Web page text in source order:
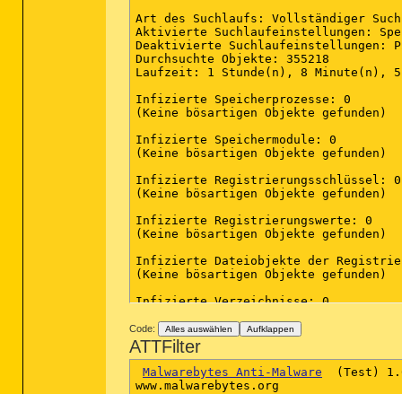
Art des Suchlaufs: Vollständiger
Aktivierte Suchlaufeinstellungen:
Deaktivierte Suchlaufeinstellungen:
Durchsuchte Objekte: 355218
Laufzeit: 1 Stunde(n), 8 Minute(n), 5
Infizierte Speicherprozesse: 0
(Keine bösartigen Objekte gefunden)
Infizierte Speichermodule: 0
(Keine bösartigen Objekte gefunden)
Infizierte Registrierungsschlüssel: 0
(Keine bösartigen Objekte gefunden)
Infizierte Registrierungswerte: 0
(Keine bösartigen Objekte gefunden)
Infizierte Dateiobjekte der
(Keine bösartigen Objekte gefunden)
Infizierte Verzeichnisse: 0
Infizierte Dateien: 0
(Keine bösartigen Objekte gefunden)
(Ende)
Code: Alles auswählen Aufklappen
ATTFilter
Malwarebytes Anti-Malware
(Test)
www.malwarebytes.org